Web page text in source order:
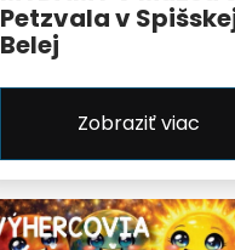
Petzvala v
Belej
Zobraziť viac